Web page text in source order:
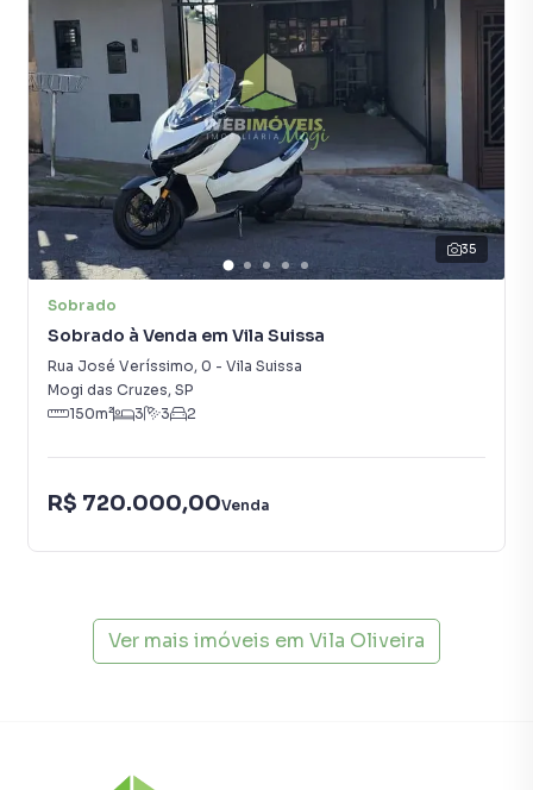
35
Sobrado
Sobrado à Venda em Vila Suissa
Rua José Veríssimo, 0 - Vila Suissa
Mogi das Cruzes, SP
150m² 3 3 2
R$ 720.000,00Venda
Ver mais imóveis em Vila Oliveira